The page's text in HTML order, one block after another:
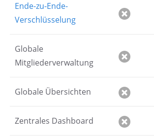
Ende-zu-Ende-
Verschlüsselung
Globale
Mitgliederverwaltung
Globale Übersichten
Zentrales Dashboard